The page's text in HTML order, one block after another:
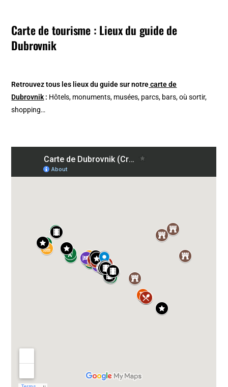
Carte de tourisme : Lieux du guide de
Dubrovnik
Retrouvez tous les lieux du guide sur notrecarte de
Dubrovnik : Hôtels, monuments, musées, parcs, bars, où sortir,
shopping…